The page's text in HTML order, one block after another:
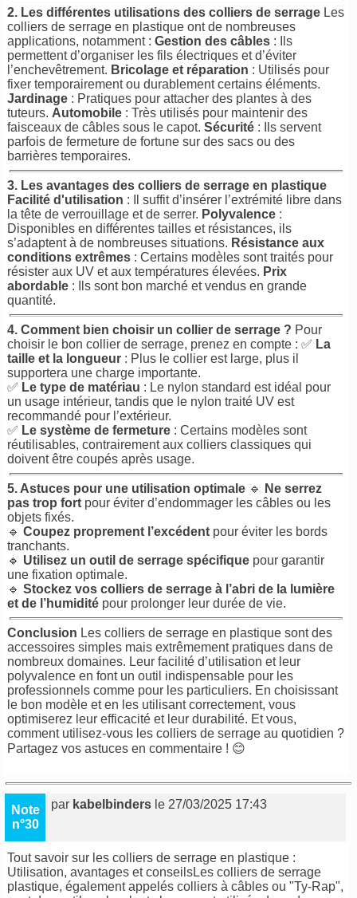
2. Les différentes utilisations des colliers de serrage Les
colliers de serrage en plastique ont de nombreuses
applications, notamment :Gestion des câbles : Ils
permettent d’organiser les fils électriques et d’éviter
l’enchevêtrement. Bricolage et réparation : Utilisés pour
fixer temporairement ou durablement certains éléments.
Jardinage : Pratiques pour attacher des plantes à des
tuteurs. Automobile : Très utilisés pour maintenir des
faisceaux de câbles sous le capot.Sécurité : Ils servent
parfois de fermeture de fortune sur des sacs ou des
barrières temporaires.
3. Les avantages des colliers de serrage en plastique
Facilité d'utilisation : Il suffit d’insérer l’extrémité libre dans
la tête de verrouillage et de serrer. Polyvalence :
Disponibles en différentes tailles et résistances, ils
s’adaptent à de nombreuses situations. Résistance aux
conditions extrêmes : Certains modèles sont traités pour
résister aux UV et aux températures élevées. Prix
abordable : Ils sont bon marché et vendus en grande
quantité.
4. Comment bien choisir un collier de serrage ? Pour
choisir le bon collier de serrage, prenez en compte : ✅ La
taille et la longueur : Plus le collier est large, plus il
supportera une charge importante.
✅ Le type de matériau : Le nylon standard est idéal pour
un usage intérieur, tandis que le nylon traité UV est
recommandé pour l’extérieur.
✅ Le système de fermeture : Certains modèles sont
réutilisables, contrairement aux colliers classiques qui
doivent être coupés après usage.
5. Astuces pour une utilisation optimale 🔹
Ne serrez
pas trop fort pour éviter d’endommager les câbles ou les
objets fixés.
🔹Coupez proprement l’excédent pour éviter les bords
tranchants.
🔹 Utilisez un outil de serrage spécifique pour garantir
une fixation optimale.
🔹Stockez vos colliers de serrage à l’abri de la lumière
et de l’humidité pour prolonger leur durée de vie.
Conclusion Les colliers de serrage en plastique sont des
accessoires simples mais extrêmement pratiques dans de
nombreux domaines. Leur facilité d’utilisation et leur
polyvalence en font un outil indispensable pour les
professionnels comme pour les particuliers. En choisissant
le bon modèle et en les utilisant correctement, vous
optimiserez leur efficacité et leur durabilité. Et vous,
comment utilisez-vous les colliers de serrage au quotidien ?
Partagez vos astuces en commentaire ! 😊
Note
n°30
par kabelbinders le 27/03/2025 17:43
Tout savoir sur les colliers de serrage en plastique :
Utilisation, avantages et conseilsLescolliers de serrage
plastique, également appelés colliers à câbles ou "Ty-Rap",